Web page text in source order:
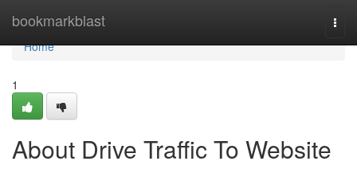
bookmarkblast
Home
Home
1
About Drive Traffic To Website